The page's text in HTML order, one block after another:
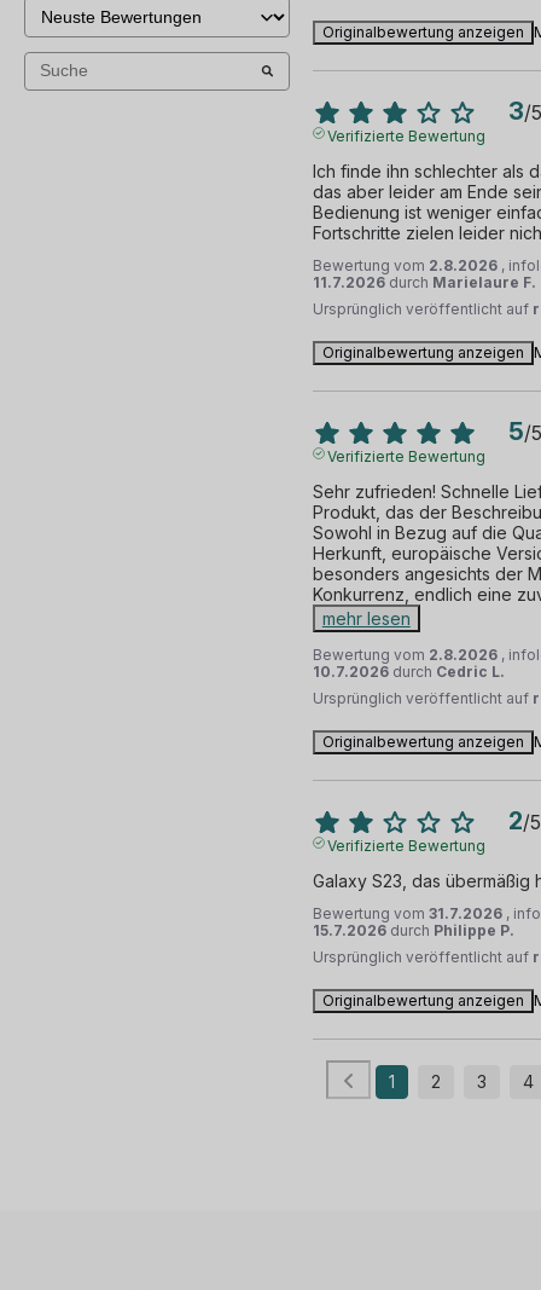
Originalbewertung anzeigen
3/5
Verifizierte Bewertung
Ich finde ihn schlechter als
das aber leider am Ende
Bedienung ist weniger
Fortschritte zielen leider
Bewertung vom 2.8.2026 ,
11.7.2026 durch Marielaure F.
Ursprünglich veröffentlicht auf
Originalbewertung anzeigen
5/5
Verifizierte Bewertung
Sehr zufrieden! Schnelle
Produkt, das der
Sowohl in Bezug auf die
Herkunft, europäische
besonders angesichts der
Konkurrenz, endlich eine
mehr lesen
Bewertung vom 2.8.2026 ,
10.7.2026 durch Cedric L.
Ursprünglich veröffentlicht auf
Originalbewertung anzeigen
2/5
Verifizierte Bewertung
Galaxy S23, das übermäßig
Bewertung vom 31.7.2026 ,
15.7.2026 durch Philippe P.
Ursprünglich veröffentlicht auf
Originalbewertung anzeigen
1 2 3 4